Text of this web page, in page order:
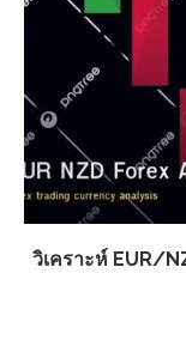
วิเคราะห์ EUR/